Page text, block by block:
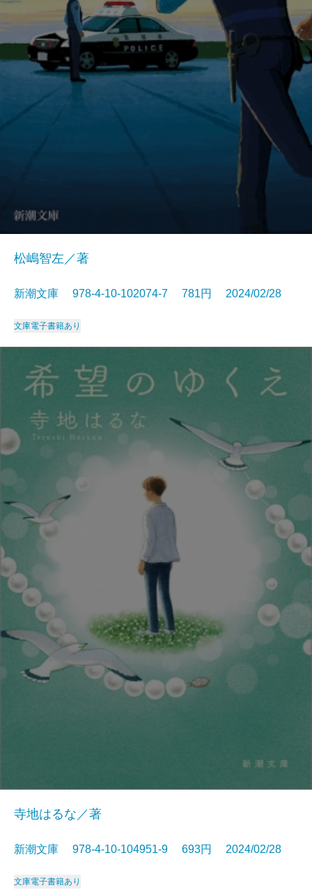
松嶋智左／著
新潮文庫 978-4-10-102074-7 781円 2024/02/28
文庫電子書籍あり
寺地はるな／著
新潮文庫 978-4-10-104951-9 693円 2024/02/28
文庫電子書籍あり